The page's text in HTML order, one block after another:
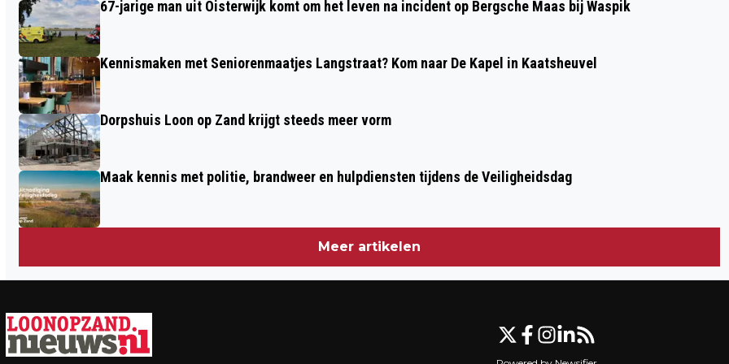
67-jarige man uit Oisterwijk komt om het leven na incident op Bergsche Maas bij Waspik
Kennismaken met Seniorenmaatjes Langstraat? Kom naar De Kapel in Kaatsheuvel
Dorpshuis Loon op Zand krijgt steeds meer vorm
Maak kennis met politie, brandweer en hulpdiensten tijdens de Veiligheidsdag
Meer artikelen